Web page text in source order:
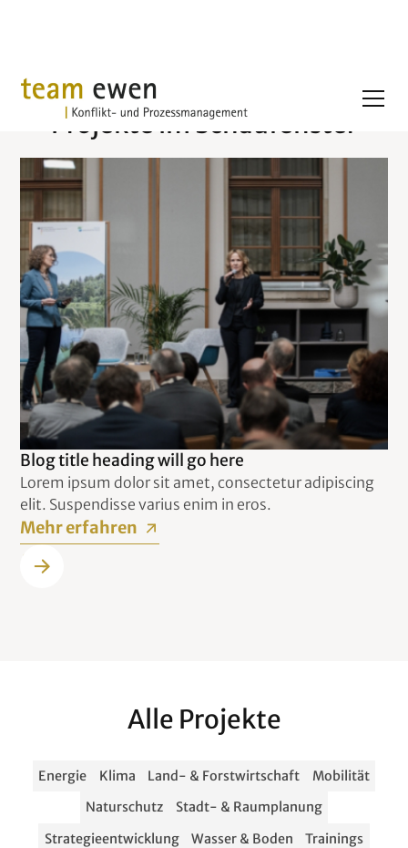
Projekte im Schaufenster
Blog title heading will go here
Lorem ipsum dolor sit amet, consectetur adipiscing
elit. Suspendisse varius enim in eros.
Mehr erfahren
Alle Projekte
Energie Klima Land- & Forstwirtschaft
Mobilität
Naturschutz
Stadt- & Raumplanung
Strategieentwicklung
Wasser & Boden Trainings